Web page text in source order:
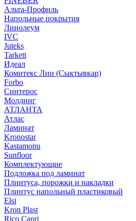
Альта-Профиль
Напольные покрытия
Линолеум
IVC
Juteks
Tarkett
Идеал
Комитекс Лин (Сыктывкар)
Forbo
Синтерос
Молдинг
АТЛАНТА
Атлас
Ламинат
Kronostar
Kastamonu
Sunfloor
Комплектующие
Подложка под ламинат
Плинтуса, порожки и накладки
Плинтус напольный пластиковый
Elsi
Kron Plast
Rico Capri